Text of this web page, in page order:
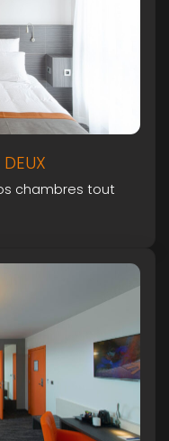
chambres tout